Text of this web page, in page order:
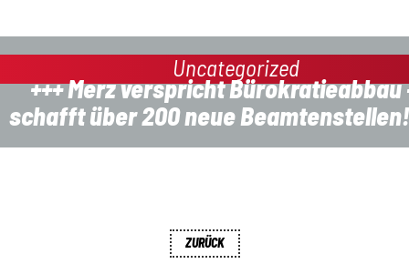
Uncategorized
+++ Merz verspricht Bürokratieabbau
schafft über 200 neue
ZURÜCK